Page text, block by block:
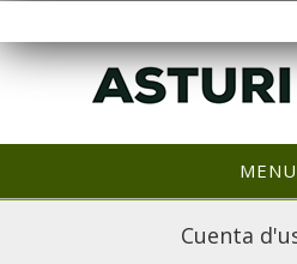
MENU
Cuenta